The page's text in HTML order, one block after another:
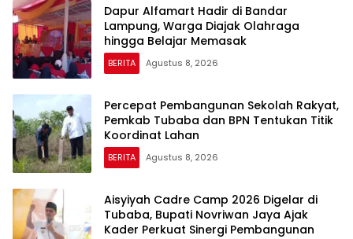
Dapur Alfamart Hadir di Bandar
Lampung, Warga Diajak Olahraga
hingga Belajar Memasak
BERITA Agustus 8, 2026
Percepat Pembangunan Sekolah Rakyat,
Pemkab Tubaba dan BPN Tentukan Titik
Koordinat Lahan
BERITA Agustus 8, 2026
Aisyiyah Cadre Camp 2026 Digelar di
Tubaba, Bupati Novriwan Jaya Ajak
Kader Perkuat Sinergi Pembangunan